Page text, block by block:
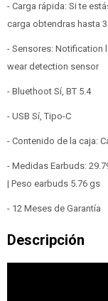
- Carga rápida: Si te
carga obtendras hasta
- Sensores: Notification
wear detection sensor
- Bluethoot Sí, BT 5.4
- USB Sí, Tipo-C
- Contenido de la caja:
- Medidas Earbuds:
| Peso earbuds 5.76 gs
- 12 Meses de Garantía